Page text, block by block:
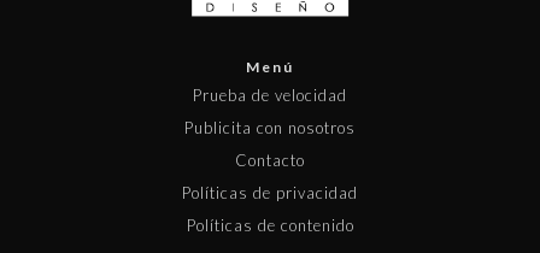
Menú
Prueba de velocidad
Publicita con nosotros
Contacto
Políticas de privacidad
Políticas de contenido